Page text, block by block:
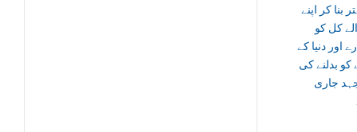
بنا کر اپنے
کل کو
اور دنیا کے
کو بدلنے کی
جاری